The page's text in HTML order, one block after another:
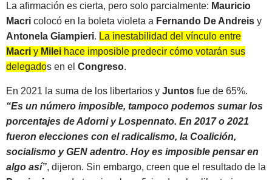
La afirmación es cierta, pero solo parcialmente: Mauricio
Macri colocó en la boleta violeta a Fernando De Andreis y
Antonela Giampieri. La inestabilidad del vínculo entre
Macri y Milei hace imposible predecir cómo votarán sus
delegados en el Congreso.
En 2021 la suma de los libertarios y Juntos fue de 65%.
“Es un número imposible, tampoco podemos sumar los
porcentajes de Adorni y Lospennato. En 2017 o 2021
fueron elecciones con el radicalismo, la Coalición,
socialismo y GEN adentro. Hoy es imposible pensar en
algo así”, dijeron. Sin embargo, creen que el resultado de la